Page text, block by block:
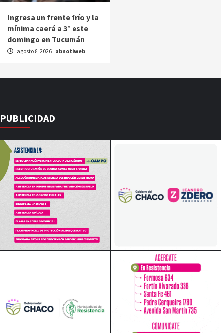
Ingresa un frente frío y la
mínima caerá a 3° este
domingo en Tucumán
agosto 8, 2026 abnotiweb
PUBLICIDAD